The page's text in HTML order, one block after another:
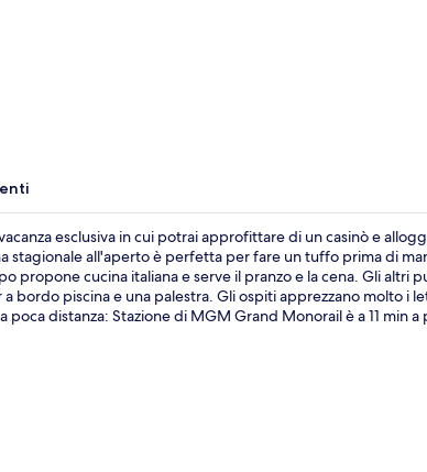
esclusiva in cui potrai approfittare di un casinò e
stagionale all'aperto è perfetta per fare un tuffo prima di
propone cucina italiana e serve il pranzo e la cena. Gli altri
bordo piscina e una palestra. Gli ospiti apprezzano molto i
distanza: Stazione di MGM Grand Monorail è a 11 min a